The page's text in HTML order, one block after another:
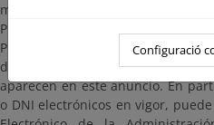
mecanismos establecidos en la
Procedimiento Administrativo
Públicas, dirigidas a la
de identificación:
aparecen en este anuncio. En
o DNI electrónicos en vigor,
Configuració